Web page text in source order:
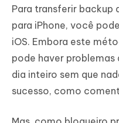
Para transferir backup
para iPhone, você
iOS. Embora este
pode haver problemas
dia inteiro sem que
sucesso, como